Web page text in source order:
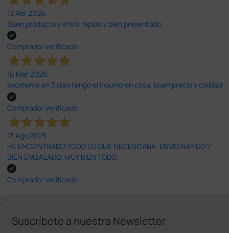
13 Abr 2026
Buen producto y envío rápido y bien presentado
Comprador verificado
16 Mar 2026
excelente en 3 días tengo el insumo en casa, buen precio y calidad
Comprador verificado
13 Ago 2025
HE ENCONTRADO TODO LO QUE NECESITABA. ENVÍO RÁPIDO Y
BIEN EMBALADO. MUY BIEN TODO.
Comprador verificado
;
Suscríbete a nuestra Newsletter